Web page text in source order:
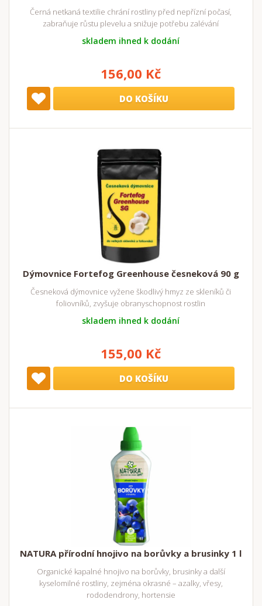
Černá netkaná textilie chrání rostliny před nepřízní počasí,
zabraňuje růstu plevelu a snižuje potřebu zalévání
skladem ihned k dodání
156,00 Kč
DO KOŠÍKU
Dýmovnice Fortefog Greenhouse česneková 90 g
Česneková dýmovnice vyžene škodlivý hmyz ze skleníků či
foliovníků, zvyšuje obranyschopnost rostlin
skladem ihned k dodání
155,00 Kč
DO KOŠÍKU
NATURA přírodní hnojivo na borůvky a brusinky 1 l
Organické kapalné hnojivo na borůvky, brusinky a další
kyselomilné rostliny, zejména okrasné – azalky, vřesy,
rododendrony, hortensie